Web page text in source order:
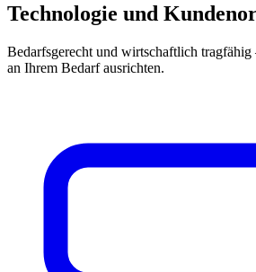
Technologie und
Bedarfsgerecht und wirtschaftlich
an Ihrem Bedarf ausrichten.